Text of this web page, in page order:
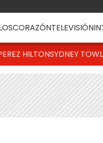
CORAZÓNTELEVISIÓN
HILTONSYDNEY